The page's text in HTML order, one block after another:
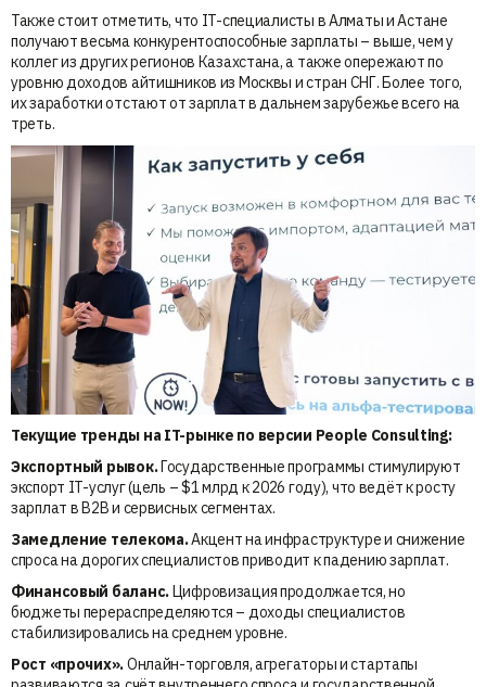
Также стоит отметить, что IT-специалисты в Алматы и Астане
получают весьма конкурентоспособные зарплаты – выше, чем у
коллег из других регионов Казахстана, а также опережают по
уровню доходов айтишников из Москвы и стран СНГ. Более того,
их заработки отстают от зарплат в дальнем зарубежье всего на
треть.
Текущие тренды на IT-рынке по версии People Consulting:
Экспортный рывок.Государственные программы стимулируют
экспорт IT-услуг (цель – $1 млрд к 2026 году), что ведёт к росту
зарплат в B2B и сервисных сегментах.
Замедление телекома.Акцент на инфраструктуре и снижение
спроса на дорогих специалистов приводит к падению зарплат.
Финансовый баланс.Цифровизация продолжается, но
бюджеты перераспределяются – доходы специалистов
стабилизировались на среднем уровне.
Рост «прочих».Онлайн-торговля, агрегаторы и стартапы